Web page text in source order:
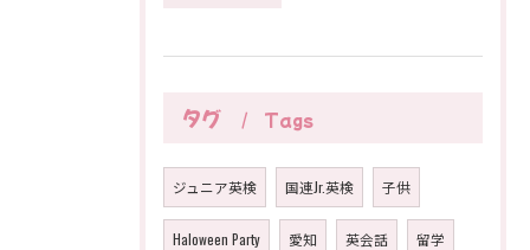
タグ Tags
ジュニア英検 国連Jr.英検 子供
Haloween Party 愛知 英会話 留学